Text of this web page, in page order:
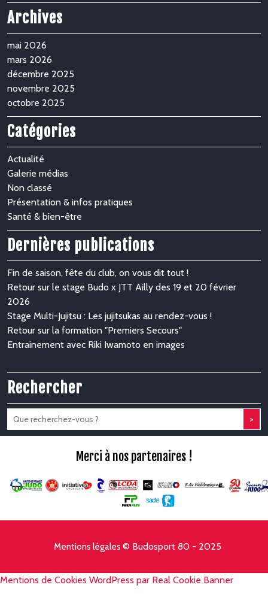
Archives
mai 2026
mars 2026
décembre 2025
novembre 2025
octobre 2025
Catégories
Actualité
Galerie médias
Non classé
Présentation & infos pratiques
Santé & bien-être
Dernières publications
Fin de saison, fête du club, on vous dit tout !
Retour sur le stage Budo x JTT Ailly des 19 et 20 février
2026
Stage Multi-Jujitsu : Les jujitsukas au rendez-vous !
Retour sur la formation "Premiers Secours"
Entrainement avec Riki Iwamoto en images
Rechercher
>
Merci à nos partenaires !
Mentions légales © Budosport 80 - 2025
Mentions de Cookies WordPress par Real Cookie Banner